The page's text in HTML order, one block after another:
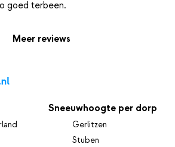
Meer reviews
Sneeuwhoogte per dorp
Gerlitzen
Stuben